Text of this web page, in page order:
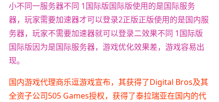
小不同一服务器不同 1国际版国际版使用的是国际服务
器，玩家需要加速器才可以登录2正版正版使用的是国内服
务器，玩家不需要加速器就可以登录二效果不同 1国际版
国际版因为是国际服务器，游戏优化效果差，游戏容易出
现。
国内游戏代理商乐逗游戏宣布，其获得了Digital Bros及其
全资子公司505 Games授权，获得了泰拉瑞亚在国内的代